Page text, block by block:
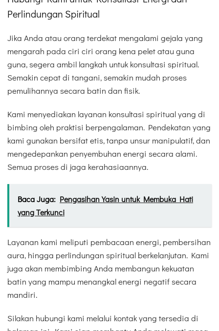
Perlindungan Spiritual
Jika Anda atau orang terdekat mengalami gejala yang
mengarah pada ciri ciri orang kena pelet atau guna
guna, segera ambil langkah untuk konsultasi spiritual.
Semakin cepat di tangani, semakin mudah proses
pemulihannya secara batin dan fisik.
Kami menyediakan layanan konsultasi spiritual yang di
bimbing oleh praktisi berpengalaman. Pendekatan yang
kami gunakan bersifat etis, tanpa unsur manipulatif, dan
mengedepankan penyembuhan energi secara alami.
Semua proses di jaga kerahasiaannya.
Baca Juga: Pengasihan Yasin untuk Membuka Hati
yang Terkunci
Layanan kami meliputi pembacaan energi, pembersihan
aura, hingga perlindungan spiritual berkelanjutan. Kami
juga akan membimbing Anda membangun kekuatan
batin yang mampu menangkal energi negatif secara
mandiri.
Silakan hubungi kami melalui kontak yang tersedia di